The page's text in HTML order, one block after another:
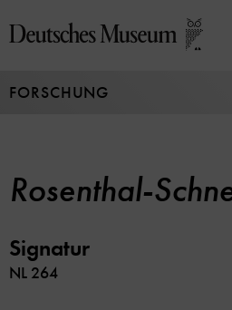
zum
FORSCHUNG
Rosenthal-
Signatur
NL 264